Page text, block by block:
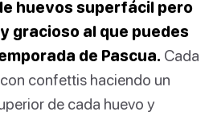
huevos superfácil pero
gracioso al que puedes
de Pascua. Cada
confettis haciendo un
de cada huevo y